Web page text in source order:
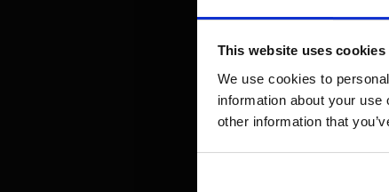
This website uses cookies
We use cookies to
information about your
other information that